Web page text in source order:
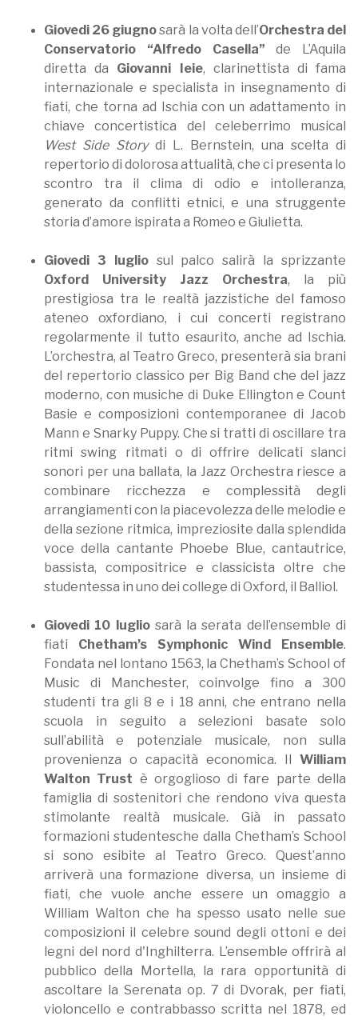
Giovedi 26 giugnosarà la volta dell’Orchestra del
Conservatorio “Alfredo Casella” de L’Aquila
diretta da Giovanni Ieie, clarinettista di fama
internazionale e specialista in insegnamento di
fiati, che torna ad Ischia con un adattamento in
chiave concertistica del celeberrimo musical
West Side Storydi L. Bernstein, una scelta di
repertorio di dolorosa attualità, che ci presenta lo
scontro tra il clima di odio e intolleranza,
generato da conflitti etnici, e una struggente
storia d’amore ispirata a Romeo e Giulietta.
Giovedi 3 lugliosul palco salirà la sprizzante
Oxford University Jazz Orchestra, la più
prestigiosa tra le realtà jazzistiche del famoso
ateneo oxfordiano, i cui concerti registrano
regolarmente il tutto esaurito, anche ad Ischia.
L’orchestra, al Teatro Greco, presenterà sia brani
del repertorio classico per Big Band che del jazz
moderno, con musiche di Duke Ellington e Count
Basie e composizioni contemporanee di Jacob
Mann e Snarky Puppy. Che si tratti di oscillare tra
ritmi swing ritmati o di offrire delicati slanci
sonori per una ballata, la Jazz Orchestra riesce a
combinare ricchezza e complessità degli
arrangiamenti con la piacevolezza delle melodie e
della sezione ritmica, impreziosite dalla splendida
voce della cantante Phoebe Blue, cantautrice,
bassista, compositrice e classicista oltre che
studentessa in uno dei college di Oxford, il Balliol.
Giovedi 10 lugliosarà la serata dell’ensemble di
fiati Chetham’s Symphonic Wind Ensemble.
Fondata nel lontano 1563, la Chetham’s School of
Music di Manchester, coinvolge fino a 300
studenti tra gli 8 e i 18 anni, che entrano nella
scuola in seguito a selezioni basate solo
sull’abilità e potenziale musicale, non sulla
provenienza o capacità economica. Il William
Walton Trust è orgoglioso di fare parte della
famiglia di sostenitori che rendono viva questa
stimolante realtà musicale. Già in passato
formazioni studentesche dalla Chetham’s School
si sono esibite al Teatro Greco. Quest’anno
arriverà una formazione diversa, un insieme di
fiati, che vuole anche essere un omaggio a
William Walton che ha spesso usato nelle sue
composizioni il celebre sound degli ottoni e dei
legni del nord d'Inghilterra. L’ensemble offrirà al
pubblico della Mortella, la rara opportunità di
ascoltare la Serenata op. 7 di Dvorak, per fiati,
violoncello e contrabbasso scritta nel 1878, ed